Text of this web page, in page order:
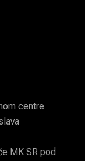
centre
MK SR pod